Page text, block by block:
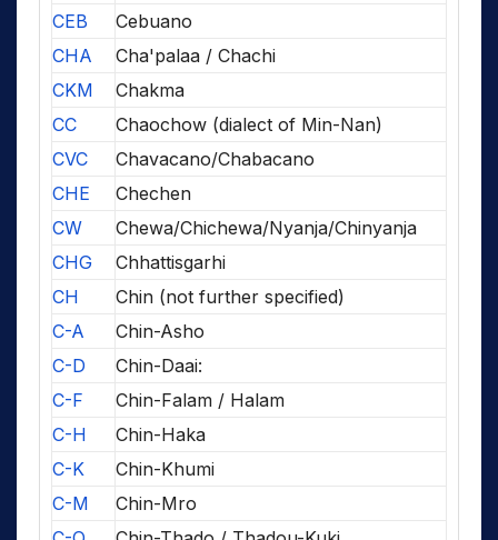
CEB
Cebuano
CHA
Cha'palaa / Chachi
CKM
Chakma
CC
Chaochow (dialect of Min-Nan)
CVC
Chavacano/Chabacano
CHE
Chechen
CW
Chewa/Chichewa/Nyanja/Chinyanja
CHG
Chhattisgarhi
CH
Chin (not further specified)
C-A
Chin-Asho
C-D
Chin-Daai:
C-F
Chin-Falam / Halam
C-H
Chin-Haka
C-K
Chin-Khumi
C-M
Chin-Mro